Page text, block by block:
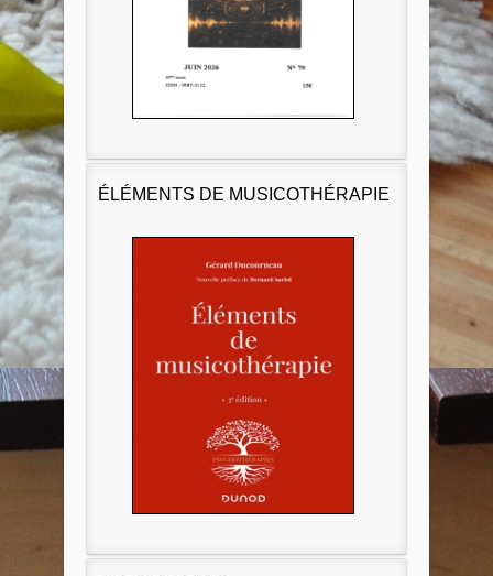
ÉLÉMENTS DE MUSICOTHÉRAPIE